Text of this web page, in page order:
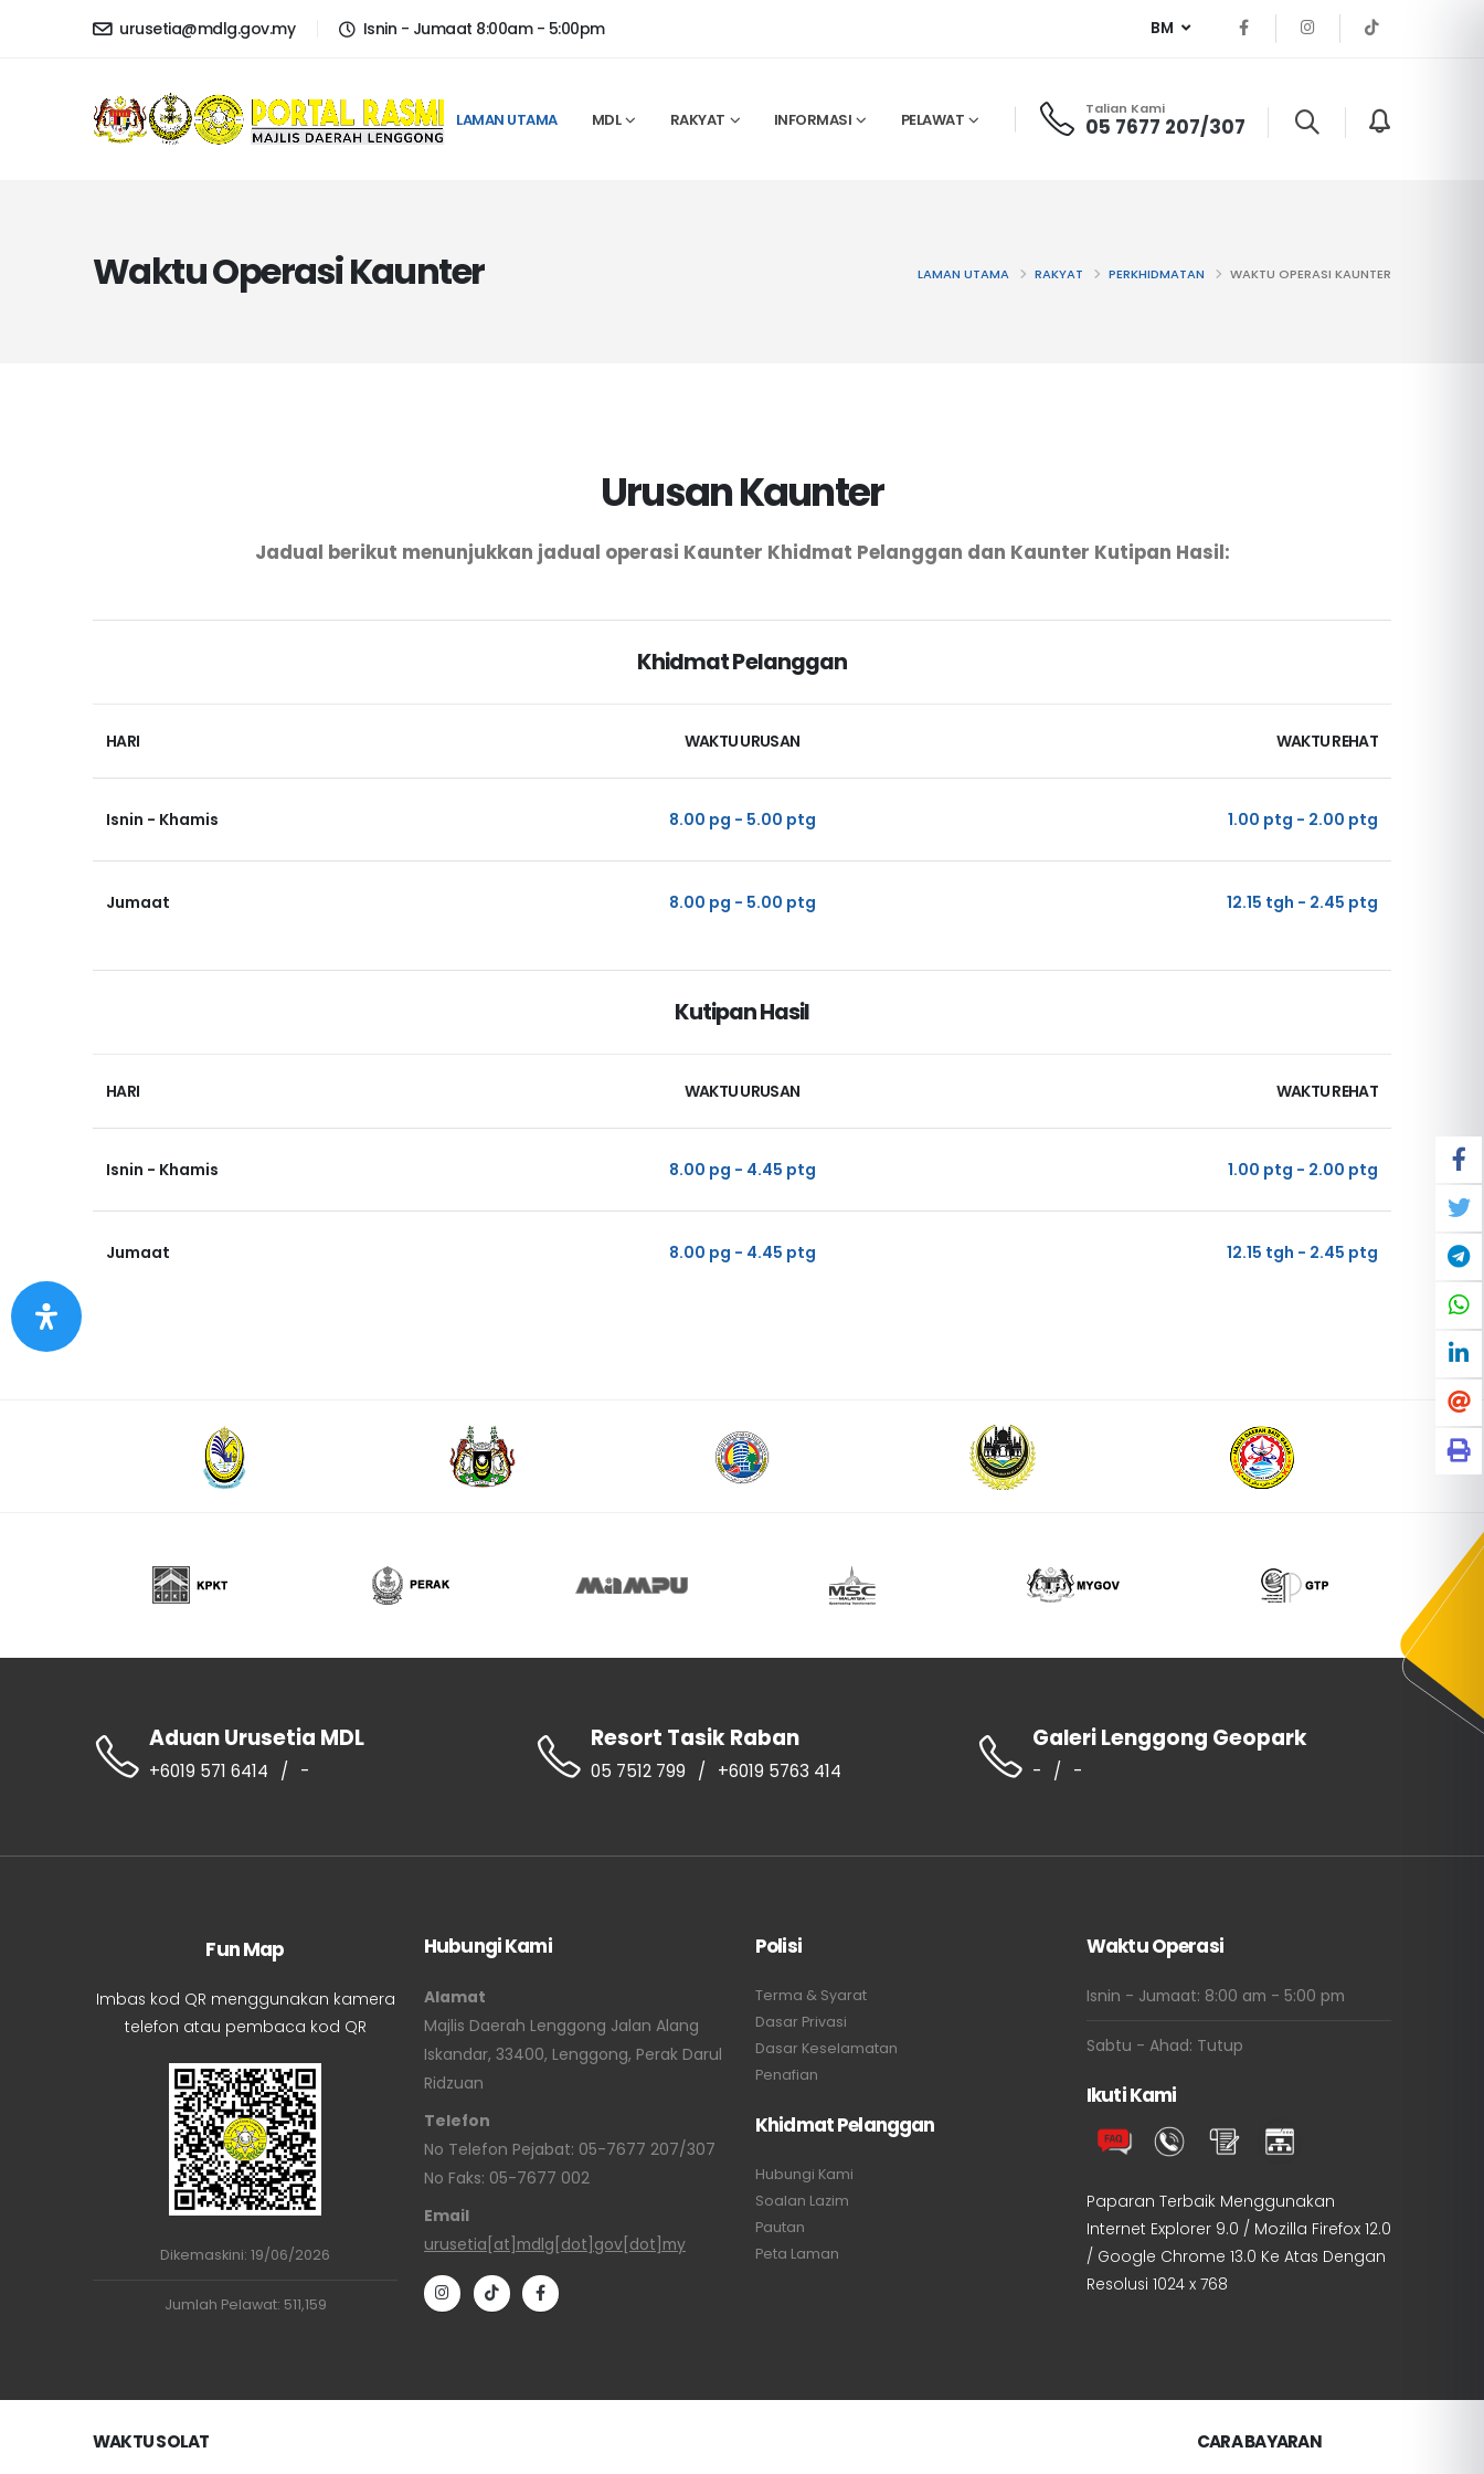
urusetia@mdlg.gov.my Isnin - Jumaat 8:00am - 5:00pm BM
LAMAN UTAMA MDL RAKYAT INFORMASI PELAWAT
Talian Kami
05 7677 207/307
Waktu Operasi Kaunter LAMAN UTAMA RAKYAT PERKHIDMATAN WAKTU OPERASI KAUNTER
Urusan Kaunter
Jadual berikut menunjukkan jadual operasi Kaunter Khidmat Pelanggan dan Kaunter Kutipan Hasil:
Khidmat Pelanggan
HARI WAKTU URUSAN WAKTU REHAT
Isnin - Khamis 8.00 pg - 5.00 ptg 1.00 ptg - 2.00 ptg
Jumaat 8.00 pg - 5.00 ptg 12.15 tgh - 2.45 ptg
Kutipan Hasil
HARI WAKTU URUSAN WAKTU REHAT
Isnin - Khamis 8.00 pg - 4.45 ptg 1.00 ptg - 2.00 ptg
Jumaat 8.00 pg - 4.45 ptg 12.15 tgh - 2.45 ptg
Aduan Urusetia MDL
+6019 571 6414 / -
Resort Tasik Raban
05 7512 799 / +6019 5763 414
Galeri Lenggong Geopark
- / -
Fun Map
Imbas kod QR menggunakan kamera
telefon atau pembaca kod QR
Dikemaskini: 19/06/2026
Jumlah Pelawat: 511,159
Hubungi Kami
Alamat
Majlis Daerah Lenggong Jalan Alang
Iskandar, 33400, Lenggong, Perak Darul
Ridzuan
Telefon
No Telefon Pejabat: 05-7677 207/307
No Faks: 05-7677 002
Email
urusetia[at]mdlg[dot]gov[dot]my
Polisi
Terma & Syarat
Dasar Privasi
Dasar Keselamatan
Penafian
Khidmat Pelanggan
Hubungi Kami
Soalan Lazim
Pautan
Peta Laman
Waktu Operasi
Isnin - Jumaat: 8:00 am - 5:00 pm
Sabtu - Ahad: Tutup
Ikuti Kami
Paparan Terbaik Menggunakan
Internet Explorer 9.0 / Mozilla Firefox 12.0
/ Google Chrome 13.0 Ke Atas Dengan
Resolusi 1024 x 768
WAKTU SOLAT CARA BAYARAN